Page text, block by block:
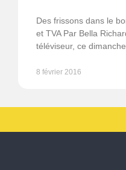
Des frissons dans le
et TVA Par Bella
téléviseur, ce
8 février 2016